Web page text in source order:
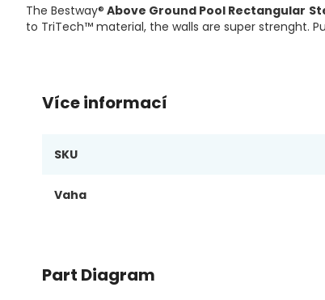
The Bestway® Above Ground Pool Rectangular
to TriTech™ material, the walls are super strenght.
Více informací
informací
SKU
Vaha
Part Diagram